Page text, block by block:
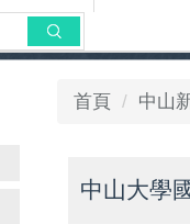
搜尋
首頁 中山
中山大學